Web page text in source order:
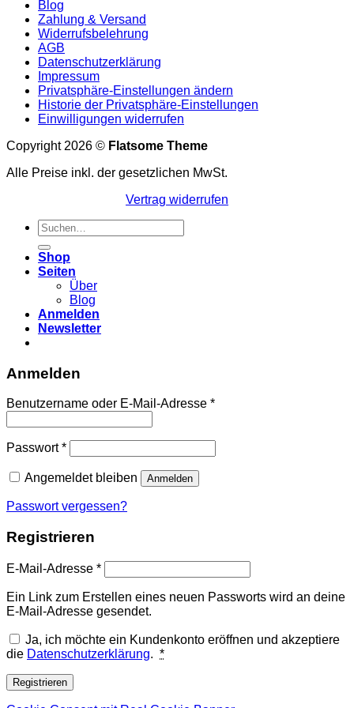
Blog
Zahlung & Versand
Widerrufsbelehrung
AGB
Datenschutzerklärung
Impressum
Privatsphäre-Einstellungen ändern
Historie der Privatsphäre-Einstellungen
Einwilligungen widerrufen
Copyright 2026 © Flatsome Theme
Alle Preise inkl. der gesetzlichen MwSt.
Vertrag widerrufen
Suchen
nach:
Shop
Seiten
Über
Blog
Anmelden
Newsletter
Anmelden
Benutzername oder E-Mail-Adresse *Erforderlich
Passwort*Erforderlich
Angemeldet bleiben Anmelden
Passwort vergessen?
Registrieren
E-Mail-Adresse *Erforderlich
Ein Link zum Erstellen eines neuen Passworts wird an deine
E-Mail-Adresse gesendet.
Ja, ich möchte ein Kundenkonto eröffnen und akzeptiere
die Datenschutzerklärung. *
Registrieren